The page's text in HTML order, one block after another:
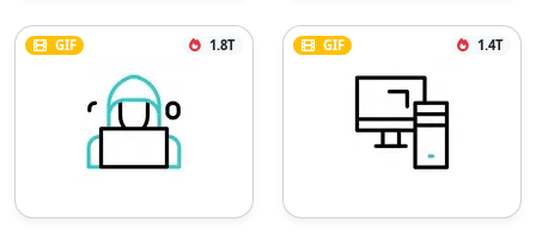
GIF 1.8T GIF 1.4T